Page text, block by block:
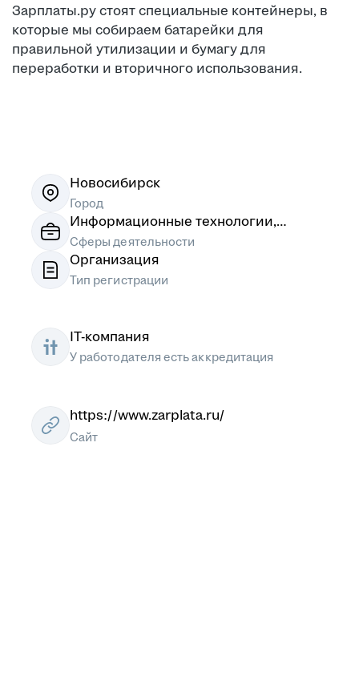
Зарплаты.ру стоят специальные контейнеры, в
которые мы собираем батарейки для
правильной утилизации и бумагу для
переработки и вторичного использования.
Новосибирск
Город
Информационные технологии,
системная интеграция, интернет
Сферы деятельности
Организация
Тип регистрации
IT-компания
У работодателя есть аккредитация
https://www.zarplata.ru/
Сайт